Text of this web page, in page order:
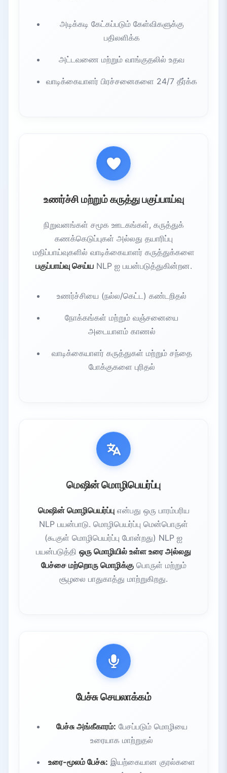
அடிக்கடி கேட்கப்படும் கேள்விகளுக்கு
பதிலளிக்க
அட்டவணை மற்றும் வாங்குதலில் உதவ
வாடிக்கையாளர் பிரச்சனைகளை 24/7 தீர்க்க
உணர்ச்சி மற்றும் கருத்து பகுப்பாய்வு
நிறுவனங்கள் சமூக ஊடகங்கள், கருத்துக்
கணக்கெடுப்புகள் அல்லது தயாரிப்பு
மதிப்பாய்வுகளில் வாடிக்கையாளர் கருத்துக்களை
பகுப்பாய்வு செய்யNLP ஐ பயன்படுத்துகின்றன.
உணர்ச்சியை (நல்ல/கெட்ட) கண்டறிதல்
நோக்கங்கள் மற்றும் வஞ்சனையை
அடையாளம் காணல்
வாடிக்கையாளர் கருத்துகள் மற்றும் சந்தை
போக்குகளை புரிதல்
மெஷின் மொழிபெயர்ப்பு
மெஷின் மொழிபெயர்ப்புஎன்பது ஒரு பாரம்பரிய
NLP பயன்பாடு. மொழிபெயர்ப்பு மென்பொருள்
(கூகுள் மொழிபெயர்ப்பு போன்றது) NLP ஐ
பயன்படுத்தி ஒரு மொழியில் உள்ள உரை அல்லது
பேச்சை மற்றொரு மொழிக்குபொருள் மற்றும்
சூழலை பாதுகாத்து மாற்றுகிறது.
பேச்சு செயலாக்கம்
பேச்சு அங்கீகாரம்: பேசப்படும் மொழியை
உரையாக மாற்றுதல்
உரை-மூலம் பேச்சு: இயற்கையான குரல்களை